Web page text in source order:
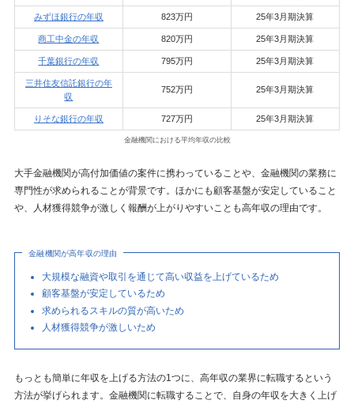
みずほ銀行の年収 823万円 25年3月期決算
商工中金の年収 820万円 25年3月期決算
千葉銀行の年収 795万円 25年3月期決算
三井住友信託銀行の年
収
752万円 25年3月期決算
りそな銀行の年収 727万円 25年3月期決算
金融機関における平均年収の比較
大手金融機関が高付加価値の案件に携わっていることや、金融機関の業務に
専門性が求められることが背景です。ほかにも顧客基盤が安定していること
や、人材獲得競争が激しく報酬が上がりやすいことも高年収の理由です。
金融機関が高年収の理由
大規模な融資や取引を通じて高い収益を上げているため
顧客基盤が安定しているため
求められるスキルの質が高いため
人材獲得競争が激しいため
もっとも簡単に年収を上げる方法の1つに、高年収の業界に転職するという
方法が挙げられます。金融機関に転職することで、自身の年収を大きく上げ